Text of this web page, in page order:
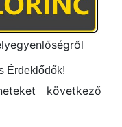
Érdeklődők!
következő